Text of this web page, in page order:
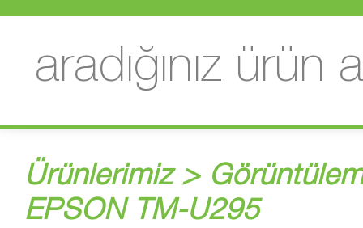
Ürünlerimiz >
EPSON TM-U295